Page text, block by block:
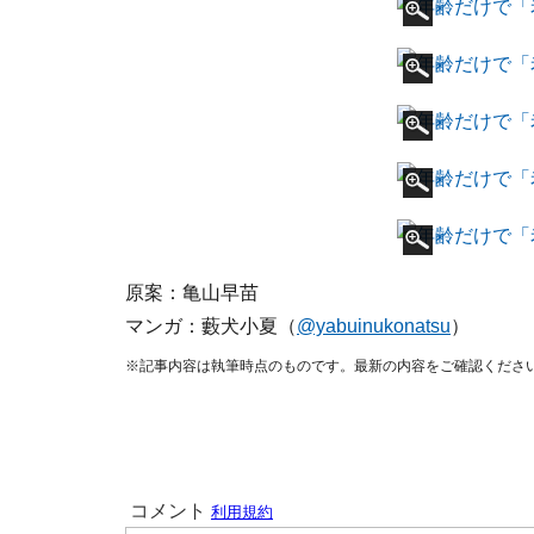
原案：亀山早苗
マンガ：藪犬小夏（@yabuinukonatsu）
※記事内容は執筆時点のものです。最新の内容をご確認くださ